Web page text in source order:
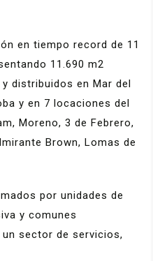
en tiempo record de 11
11.690 m2
distribuidos en Mar del
y en 7 locaciones del
Moreno, 3 de Febrero,
Brown, Lomas de
por unidades de
y comunes
sector de servicios,